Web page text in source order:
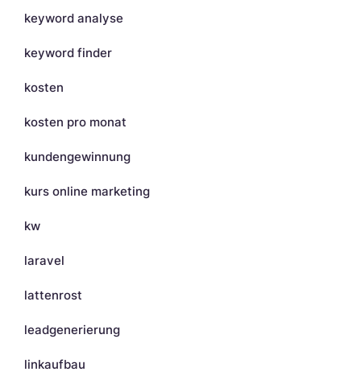
keyword analyse
keyword finder
kosten
kosten pro monat
kundengewinnung
kurs online marketing
kw
laravel
lattenrost
leadgenerierung
linkaufbau